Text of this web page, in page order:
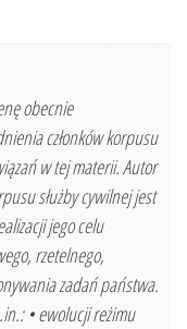
obecnie
członków korpusu
w tej materii. Autor
służby cywilnej jest
jego celu
rzetelnego,
zadań państwa.
• ewolucji reżimu